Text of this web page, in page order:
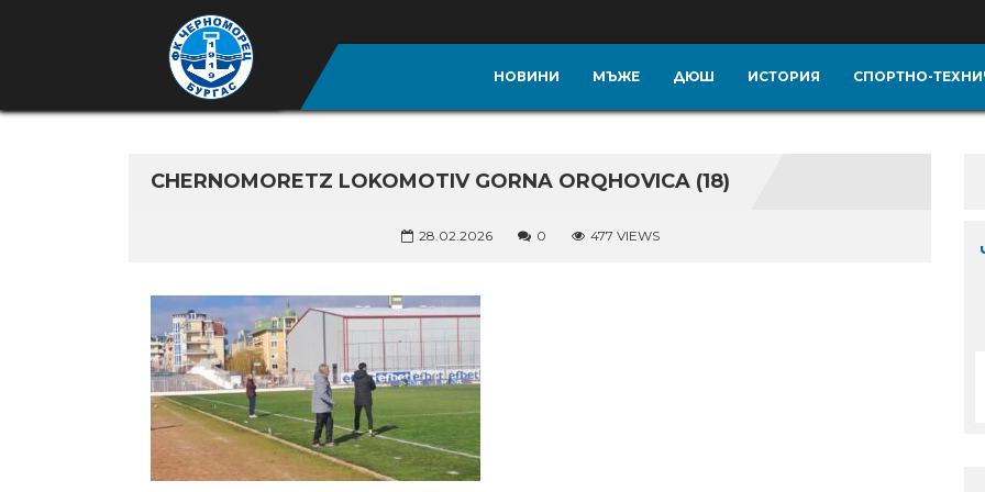
НОВИНИ МЪЖЕ ДЮШ ИСТОРИЯ СПОРТНО-
CHERNOMORETZ LOKOMOTIV GORNA ORQHOVICA (18)
28.02.2026 0 477 VIEWS